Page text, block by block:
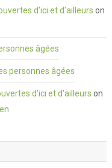
d'ici et d'ailleurs on
âgées
personnes âgées
d'ici et d'ailleurs on